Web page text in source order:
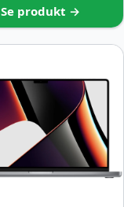
Se produkt →